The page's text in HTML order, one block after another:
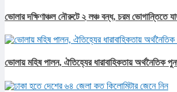
ভোলার দক্ষিণাঞ্চল নৌরুটে ২ লঞ্চ বন্ধ, চরম ভোগান্তিতে
ভোলায় মহিষ পালন, ঐতিহ্যের ধারাবাহিকতায় অর্থনৈতিক